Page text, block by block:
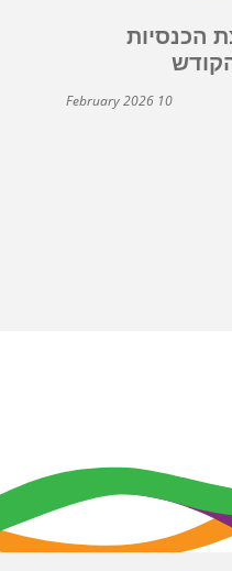
הכנסיות
10 February 2026